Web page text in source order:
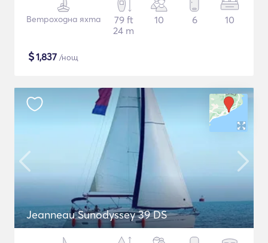
Ветроходна яхта
79 ft
24 m
10 6 10
$1,837 /нощ
Jeanneau Sunodyssey 39 DS